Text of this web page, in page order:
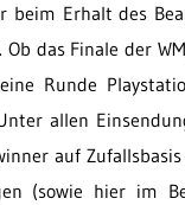
beim Erhalt des
das Finale der
Runde
allen
auf
(sowie hier im